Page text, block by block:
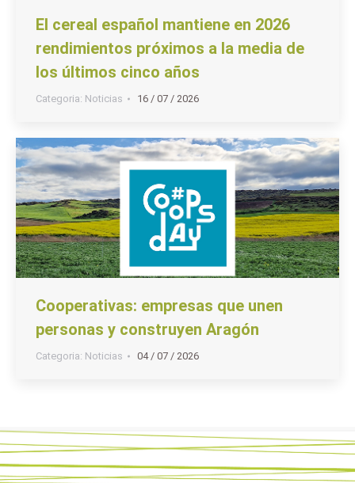
El cereal español mantiene en 2026
rendimientos próximos a la media de
los últimos cinco años
Categoria: Noticias 16 / 07 / 2026
Cooperativas: empresas que unen
personas y construyen Aragón
Categoria: Noticias 04 / 07 / 2026